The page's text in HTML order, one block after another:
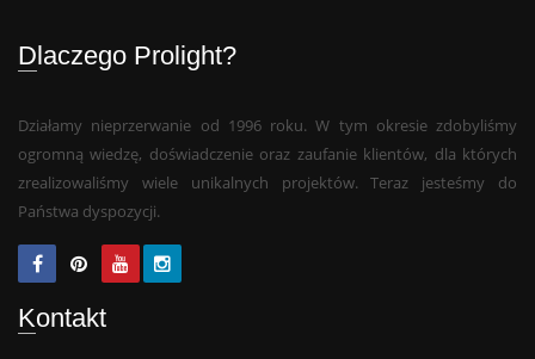
Dlaczego Prolight?
Działamy nieprzerwanie od 1996 roku. W tym okresie zdobyliśmy
ogromną wiedzę, doświadczenie oraz zaufanie klientów, dla których
zrealizowaliśmy wiele unikalnych projektów. Teraz jesteśmy do
Państwa dyspozycji.
Kontakt